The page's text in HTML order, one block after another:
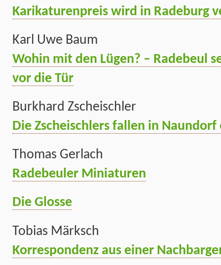
Karikaturenpreis wird in Radeburg
Karl Uwe Baum
Wohin mit den Lügen? – Radebeul
vor die Tür
Burkhard Zscheischler
Die Zscheischlers fallen in Naundorf
Thomas Gerlach
Radebeuler Miniaturen
Die Glosse
Tobias Märksch
Korrespondenz aus einer